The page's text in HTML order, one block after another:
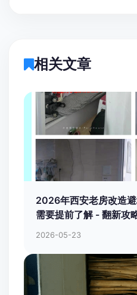
相关文章
2026年西安老房改造
需要提前了解 - 翻新攻
2026-05-23